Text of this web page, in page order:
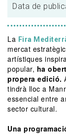
Data de
La Fira
mercat
artístiques
popular, ha
propera edició.
tindrà lloc a
essencial entre
sector cultural.
Una